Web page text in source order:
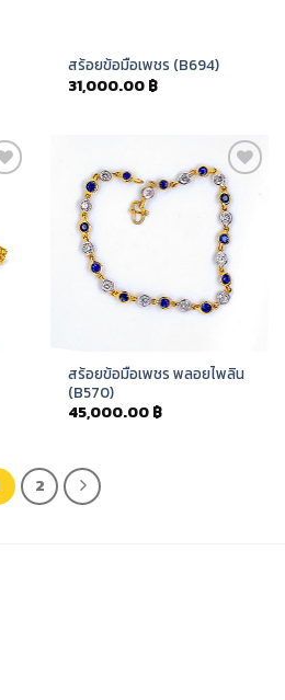
สร้อยข้อมือเพชร (B694)
31,000.00 ฿
Add to
Wishlist
สร้อยข้อมือเพชร พลอยไพลิน
(B570)
45,000.00 ฿
2